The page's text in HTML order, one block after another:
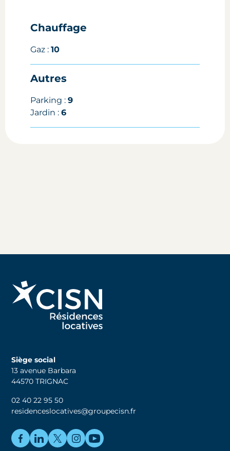
Chauffage
Gaz :10
Autres
Parking :9
Jardin :6
Siège social
13 avenue Barbara
44570 TRIGNAC
02 40 22 95 50
residenceslocatives@groupecisn.fr